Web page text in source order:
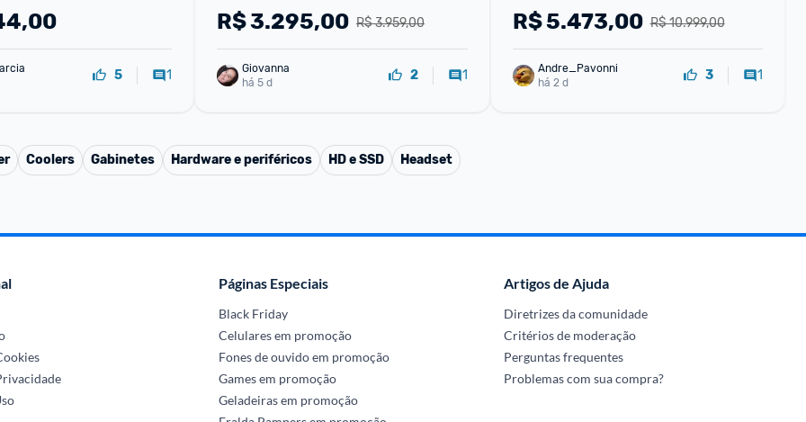
5 1
SSD, Tela 15,6" FHD, Linux
R$ 3.959,00
R$3.295,00
Giovanna
há 5 d
2 1
16"FHD 144Hz, Linux
R$ 10.999,00
R$5.473,00
Andre_Pavonni
há 2 d
3 1
Coolers Gabinetes Hardware e periféricos HD e SSD Headset
Páginas Especiais
Black Friday
Celulares em promoção
Fones de ouvido em promoção
Games em promoção
Geladeiras em promoção
Artigos de Ajuda
Diretrizes da comunidade
Critérios de moderação
Perguntas frequentes
Problemas com sua compra?